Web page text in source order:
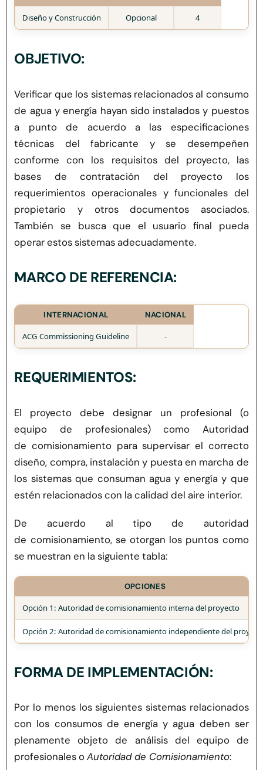
Herramientas
Diseño y Construcción Opcional 4
OBJETIVO:
Verificar que los sistemas relacionados al consumo
de agua y energía hayan sido instalados y puestos
a puntode acuerdo alas especificaciones
técnicas del fabricante y se desempeñen
conforme con los requisitos del proyecto, las
bases de contratación del proyecto los
requerimientos operacionales y funcionales del
propietario y otros documentos asociados.
También se busca que el usuario final pueda
operarestos sistemasadecuadamente.
MARCO DE REFERENCIA:
INTERNACIONAL NACIONAL
ACGCommissioning Guideline -
REQUERIMIENTOS:
El proyecto debe designar un profesional (o
equipo de profesionales) como Autoridad
de comisionamiento para supervisar el correcto
diseño, compra, instalación y puesta en marcha de
los sistemas que consuman agua y energía y que
estén relacionados con la calidad del aire interior.
De acuerdo al tipo de autoridad
de comisionamiento, se otorgan los puntos como
se muestran en la siguiente tabla:
OPCIONES
Opción 1: Autoridad decomisionamiento interna del proyecto
Opción 2: Autoridad decomisionamiento independiente del
FORMA DE IMPLEMENTACIÓN:
Por lo menos los siguientes sistemas relacionados
con los consumos de energía y agua deben ser
plenamente objeto de análisis del equipo de
profesionales oAutoridad de Comisionamiento: